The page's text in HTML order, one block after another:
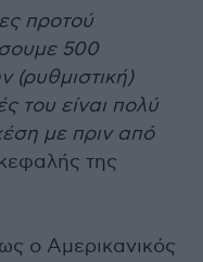
προτού
500
(ρυθμιστική)
του είναι πολύ
με πριν από
της
ο Αμερικανικός